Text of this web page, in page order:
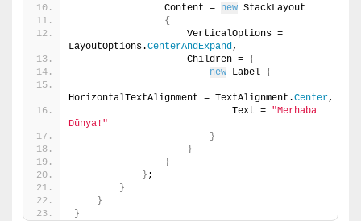
                Content =
new StackLayout
{
                    VerticalOptions =
LayoutOptions.CenterAndExpand,
                    Children =
{
new Label {
HorizontalTextAlignment = TextAlignment.Center,
                            Text =
"Merhaba
Dünya!"
}
}
}
} ;
}
}
}